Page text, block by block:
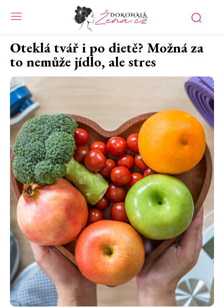
Oteklá tvář i po dietě? Možná za
to nemůže jídlo, ale stres